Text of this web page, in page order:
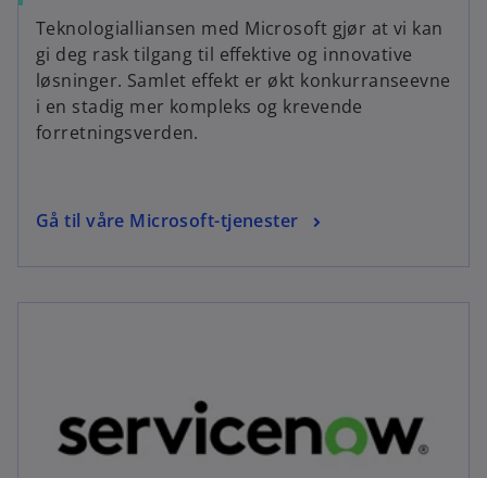
Teknologialliansen med Microsoft gjør at vi kan
gi deg rask tilgang til effektive og innovative
løsninger. Samlet effekt er økt konkurranseevne
i en stadig mer kompleks og krevende
forretningsverden.
Gå til våre Microsoft-tjenester